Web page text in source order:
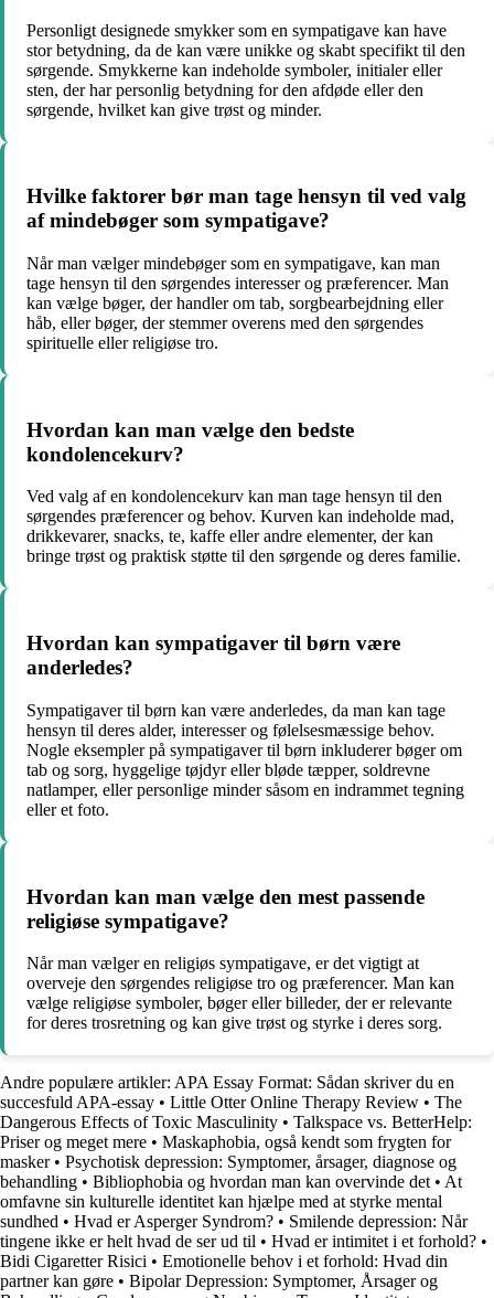
Personligt designede smykker som en sympatigave kan have
stor betydning, da de kan være unikke og skabt specifikt til den
sørgende. Smykkerne kan indeholde symboler, initialer eller
sten, der har personlig betydning for den afdøde eller den
sørgende, hvilket kan give trøst og minder.
Hvilke faktorer bør man tage hensyn til ved valg
af mindebøger som sympatigave?
Når man vælger mindebøger som en sympatigave, kan man
tage hensyn til den sørgendes interesser og præferencer. Man
kan vælge bøger, der handler om tab, sorgbearbejdning eller
håb, eller bøger, der stemmer overens med den sørgendes
spirituelle eller religiøse tro.
Hvordan kan man vælge den bedste
kondolencekurv?
Ved valg af en kondolencekurv kan man tage hensyn til den
sørgendes præferencer og behov. Kurven kan indeholde mad,
drikkevarer, snacks, te, kaffe eller andre elementer, der kan
bringe trøst og praktisk støtte til den sørgende og deres familie.
Hvordan kan sympatigaver til børn være
anderledes?
Sympatigaver til børn kan være anderledes, da man kan tage
hensyn til deres alder, interesser og følelsesmæssige behov.
Nogle eksempler på sympatigaver til børn inkluderer bøger om
tab og sorg, hyggelige tøjdyr eller bløde tæpper, soldrevne
natlamper, eller personlige minder såsom en indrammet tegning
eller et foto.
Hvordan kan man vælge den mest passende
religiøse sympatigave?
Når man vælger en religiøs sympatigave, er det vigtigt at
overveje den sørgendes religiøse tro og præferencer. Man kan
vælge religiøse symboler, bøger eller billeder, der er relevante
for deres trosretning og kan give trøst og styrke i deres sorg.
Andre populære artikler: APA Essay Format: Sådan skriver du en
succesfuld APA-essay • Little Otter Online Therapy Review • The
Dangerous Effects of Toxic Masculinity • Talkspace vs. BetterHelp:
Priser og meget mere • Maskaphobia, også kendt som frygten for
masker• Psychotisk depression: Symptomer, årsager, diagnose og
behandling • Bibliophobia og hvordan man kan overvinde det • At
omfavne sin kulturelle identitet kan hjælpe med at styrke mental
sundhed • Hvad er Asperger Syndrom? • Smilende depression: Når
tingene ikke er helt hvad de ser ud til • Hvad er intimitet i et forhold? •
Bidi Cigaretter Risici • Emotionelle behov i et forhold: Hvad din
partner kan gøre • Bipolar Depression: Symptomer, Årsager og